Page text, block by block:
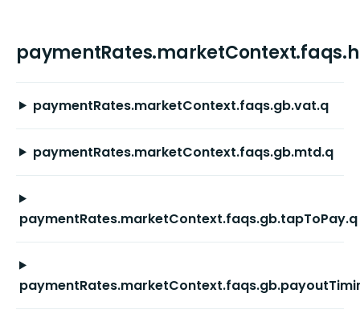
paymentRates.marketContext.faqs.gb.vat.q
paymentRates.marketContext.faqs.gb.mtd.q
paymentRates.marketContext.faqs.gb.tapToPay.q